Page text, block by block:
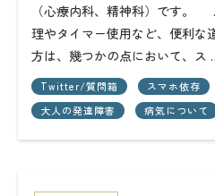
（心療内科、精神科）です。
理やタイマー使用など、便利な
方は、幾つかの点において、ス
Twitter/質問箱 スマホ依存
大人の発達障害
病気について